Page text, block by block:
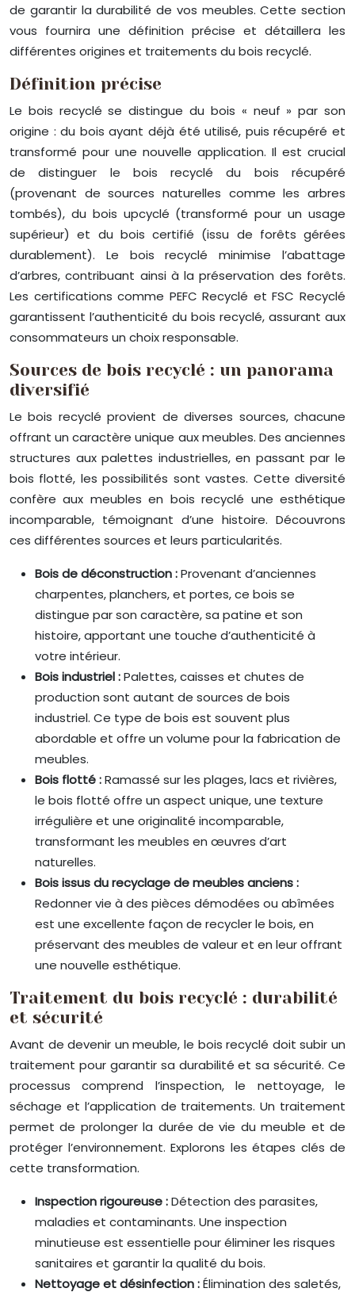
de garantir la durabilité de vos meubles. Cette section
vous fournira une définition précise et détaillera les
différentes origines et traitements du bois recyclé.
Définition précise
Le bois recyclé se distingue du bois « neuf » par son
origine : du bois ayant déjà été utilisé, puis récupéré et
transformé pour une nouvelle application. Il est crucial
de distinguer le bois recyclé du bois récupéré
(provenant de sources naturelles comme les arbres
tombés), du bois upcyclé (transformé pour un usage
supérieur) et du bois certifié (issu de forêts gérées
durablement). Le bois recyclé minimise l’abattage
d’arbres, contribuant ainsi à la préservation des forêts.
Les certifications comme PEFC Recyclé et FSC Recyclé
garantissent l’authenticité du bois recyclé, assurant aux
consommateurs un choix responsable.
Sources de bois recyclé : un panorama
diversifié
Le bois recyclé provient de diverses sources, chacune
offrant un caractère unique aux meubles. Des anciennes
structures aux palettes industrielles, en passant par le
bois flotté, les possibilités sont vastes. Cette diversité
confère aux meubles en bois recyclé une esthétique
incomparable, témoignant d’une histoire. Découvrons
ces différentes sources et leurs particularités.
Bois de déconstruction :Provenant d’anciennes
charpentes, planchers, et portes, ce bois se
distingue par son caractère, sa patine et son
histoire, apportant une touche d’authenticité à
votre intérieur.
Bois industriel :Palettes, caisses et chutes de
production sont autant de sources de bois
industriel. Ce type de bois est souvent plus
abordable et offre un volume pour la fabrication de
meubles.
Bois flotté :Ramassé sur les plages, lacs et rivières,
le bois flotté offre un aspect unique, une texture
irrégulière et une originalité incomparable,
transformant les meubles en œuvres d’art
naturelles.
Bois issus du recyclage de meubles anciens :
Redonner vie à des pièces démodées ou abîmées
est une excellente façon de recycler le bois, en
préservant des meubles de valeur et en leur offrant
une nouvelle esthétique.
Traitement du bois recyclé : durabilité
et sécurité
Avant de devenir un meuble, le bois recyclé doit subir un
traitement pour garantir sa durabilité et sa sécurité. Ce
processus comprend l’inspection, le nettoyage, le
séchage et l’application de traitements. Un traitement
permet de prolonger la durée de vie du meuble et de
protéger l’environnement. Explorons les étapes clés de
cette transformation.
Inspection rigoureuse :Détection des parasites,
maladies et contaminants. Une inspection
minutieuse est essentielle pour éliminer les risques
sanitaires et garantir la qualité du bois.
Nettoyage et désinfection :Élimination des saletés,